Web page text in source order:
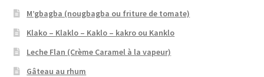
M’gbagba (nougbagba ou friture de tomate)
Klako – Klaklo – Kaklo – kakro ou Kanklo
Leche Flan (Crème Caramel à la vapeur)
Gâteau au rhum